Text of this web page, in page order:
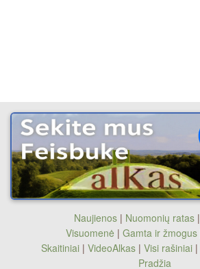
Naujienos| Nuomonių ratas|
Visuomenė | Gamta ir žmogus
Skaitiniai | VideoAlkas | Visi rašiniai |
Pradžia